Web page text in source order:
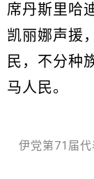
席丹斯里哈
凯丽娜声援
民，不分种
马人民。
伊党第71届代